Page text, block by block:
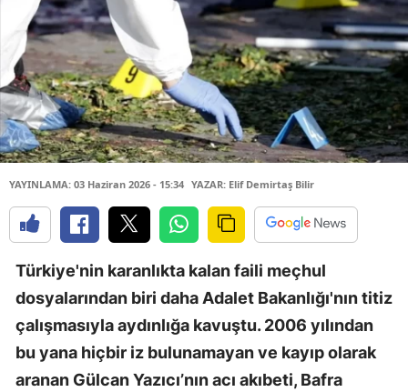
YAYINLAMA: 03 Haziran 2026 - 15:34 YAZAR: Elif Demirtaş Bilir
Türkiye'nin karanlıkta kalan faili meçhul
dosyalarından biri daha Adalet Bakanlığı'nın titiz
çalışmasıyla aydınlığa kavuştu. 2006 yılından
bu yana hiçbir iz bulunamayan ve kayıp olarak
aranan Gülcan Yazıcı’nın acı akıbeti, Bafra